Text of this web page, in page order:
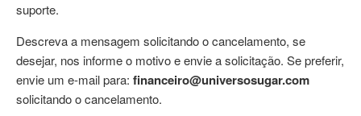
suporte.
Descreva a mensagem solicitando o cancelamento, se
desejar, nos informe o motivo e envie a solicitação. Se preferir,
envie um e-mail para: financeiro@universosugar.com
solicitando o cancelamento.